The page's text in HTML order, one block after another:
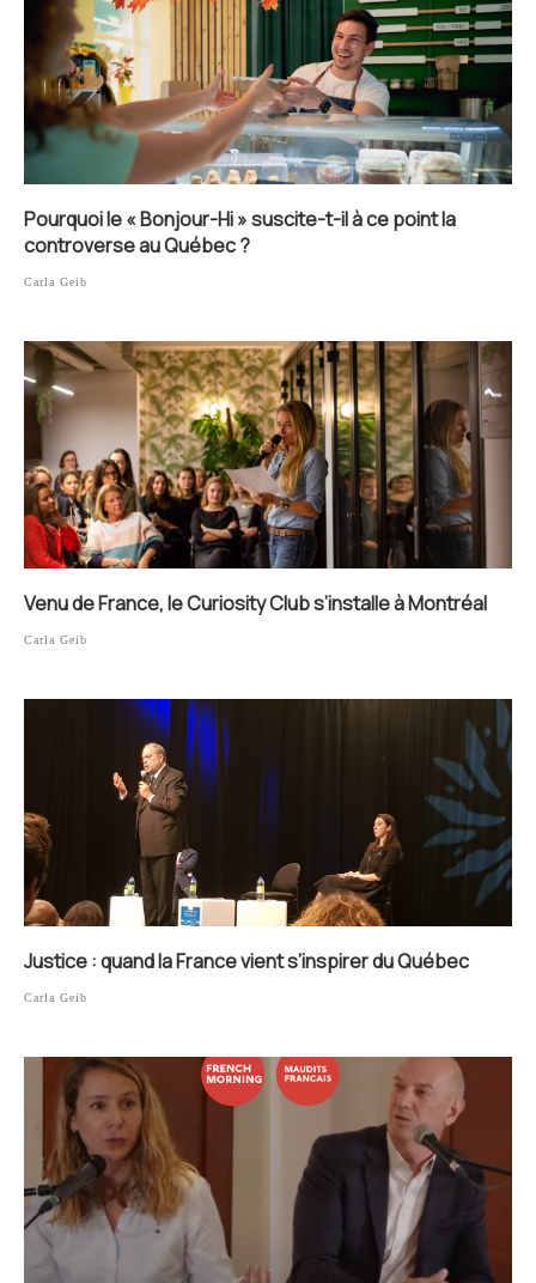
Pourquoi le « Bonjour-Hi » suscite-t-il à ce point la
controverse au Québec ?
Carla Geib
Venu de France, le Curiosity Club s’installe à Montréal
Carla Geib
Justice : quand la France vient s’inspirer du Québec
Carla Geib